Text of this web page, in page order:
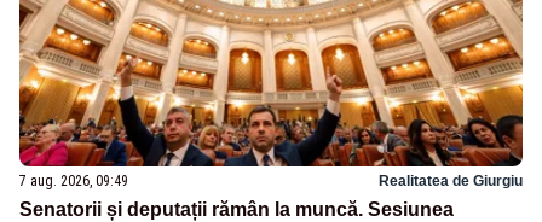
7 aug. 2026, 09:49 Realitatea de Giurgiu
Senatorii și deputații rămân la muncă. Sesiunea